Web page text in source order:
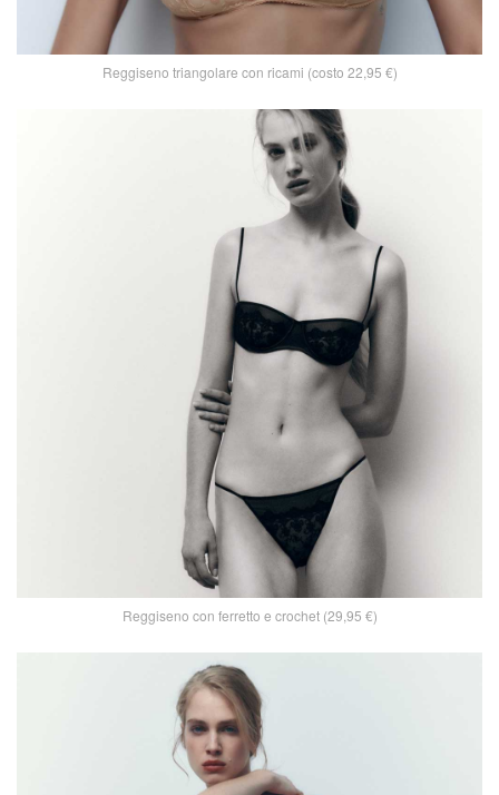
Reggiseno triangolare con ricami (costo 22,95 €)
Reggiseno con ferretto e crochet (29,95 €)